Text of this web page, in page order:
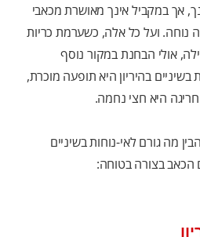
אך במקביל אינך מאושרת מכאבי
נוחה. ועל כל אלה, כשערמת כריות
אולי הבחנת במקור נוסף
בהיריון היא תופעה מוכרת,
היא חצי נחמה.
מה גורם לאי-נוחות בשיניים
הכאב בצורה בטוחה: